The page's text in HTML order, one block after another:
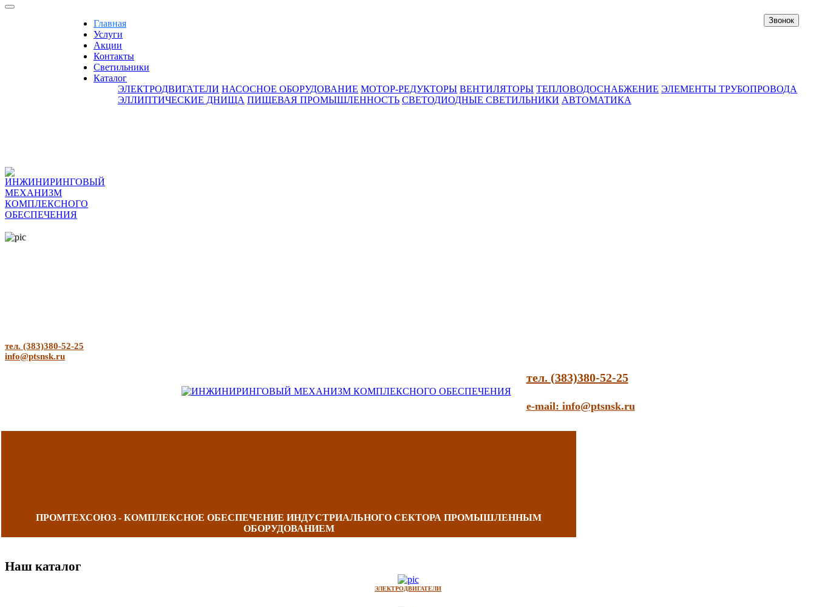
Главная
Услуги
Акции
Контакты
Светильники
Каталог
ЭЛЕКТРОДВИГАТЕЛИ НАСОСНОЕ ОБОРУДОВАНИЕ МОТОР-РЕДУКТОРЫ ВЕНТИЛЯТОРЫ ТЕПЛОВОДОСНАБЖЕНИЕ ЭЛЕМЕНТЫ ТРУБОПРОВОДА
ЭЛЛИПТИЧЕСКИЕ ДНИЩА ПИЩЕВАЯ ПРОМЫШЛЕННОСТЬ СВЕТОДИОДНЫЕ СВЕТИЛЬНИКИ АВТОМАТИКА
Звонок
тел. (383)380-52-25
info@ptsnsk.ru
тел. (383)380-52-25
e-mail: info@ptsnsk.ru
ПРОМТЕХСОЮЗ - КОМПЛЕКСНОЕ ОБЕСПЕЧЕНИЕ ИНДУСТРИАЛЬНОГО СЕКТОРА ПРОМЫШЛЕННЫМ
ОБОРУДОВАНИЕМ
Наш каталог
ЭЛЕКТРОДВИГАТЕЛИ